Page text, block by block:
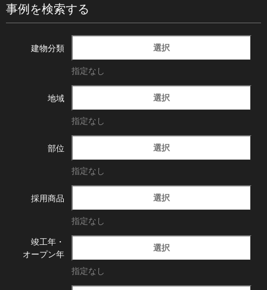
事例を検索する
建物分類 選択
指定なし
地域 選択
指定なし
部位 選択
指定なし
採用商品 選択
指定なし
竣工年・
オープン年
選択
指定なし